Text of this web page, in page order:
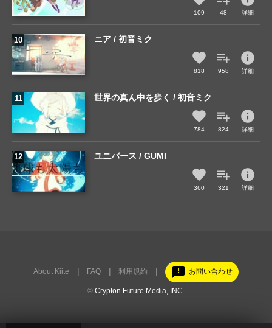
109 48 詳細
ニア / 初音ミク
818 958
info
詳細
世界の真ん中を歩く / 初音ミク
784 824
info
詳細
ユニバース / GUMI
360 321
info
詳細
About Kiite FAQ 利用規約 feedback お問い合わせ
© Crypton Future Media, INC.